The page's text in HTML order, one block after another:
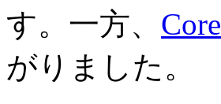
す。一方、
がりました。